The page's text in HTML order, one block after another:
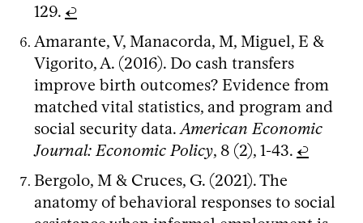
129. ↩
Amarante, V, Manacorda, M, Miguel, E &
Vigorito, A. (2016). Do cash transfers
improve birth outcomes? Evidence from
matched vital statistics, and program and
social security data.American Economic
Journal: Economic Policy, 8 (2), 1-43. ↩
Bergolo, M & Cruces, G. (2021). The
anatomy of behavioral responses to social